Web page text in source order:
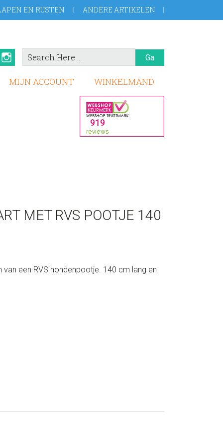
EN RUSTEN ANDERE ARTIKELEN
Search
Here
PinterestInstagram
MIJN ACCOUNT WINKELMAND
MET RVS POOTJE 140
een RVS hondenpootje. 140 cm lang en